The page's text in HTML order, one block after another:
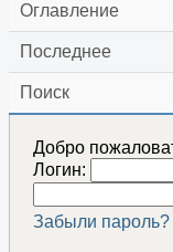
Оглавление
Последнее
Поиск
Добро
Логин:
Забыли пароль?